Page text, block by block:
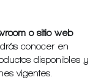
o sitio web
conocer en
disponibles y
vigentes.